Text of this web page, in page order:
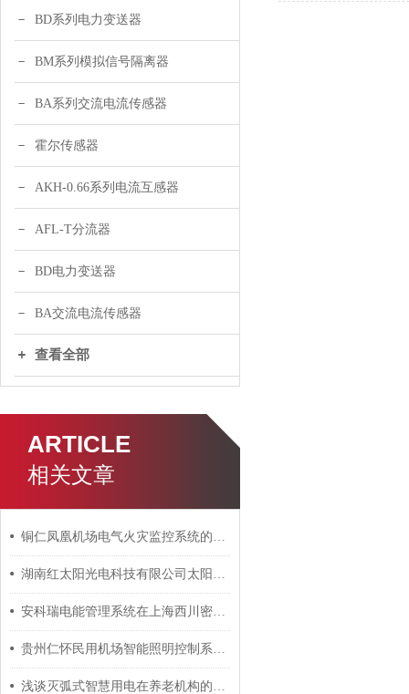
BD系列电力变送器
BM系列模拟信号隔离器
BA系列交流电流传感器
霍尔传感器
AKH-0.66系列电流互感器
AFL-T分流器
BD电力变送器
BA交流电流传感器
查看全部
ARTICLE
相关文章
铜仁凤凰机场电气火灾监控系统的设计及应用
湖南红太阳光电科技有限公司太阳能电池产业园项目电力监控系统
安科瑞电能管理系统在上海西川密封件有限公司项目中的应用
贵州仁怀民用机场智能照明控制系统的设计与应用
浅谈灭弧式智慧用电在养老机构的应用 安科瑞 许敏